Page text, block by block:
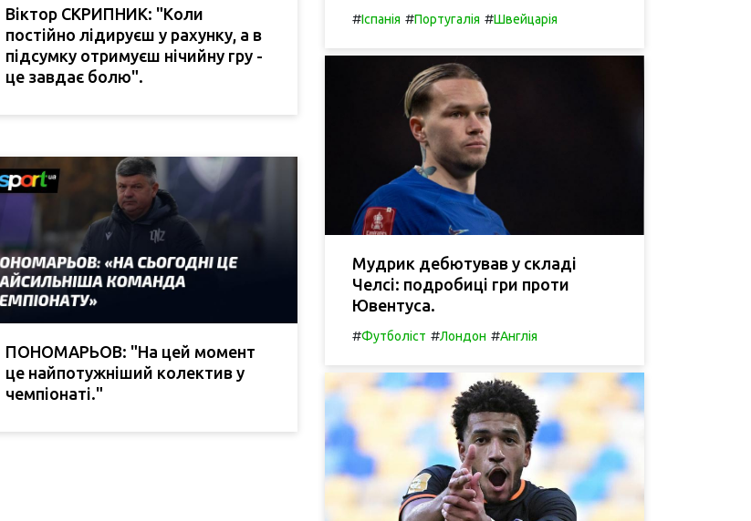
Віктор СКРИПНИК: "Коли
постійно лідируєш у рахунку, а в
підсумку отримуєш нічийну гру -
це завдає болю".
ПОНОМАРЬОВ: "На цей момент
це найпотужніший колектив у
чемпіонаті."
#Іспанія #Португалія #Швейцарія
Мудрик дебютував у складі
Челсі: подробиці гри проти
Ювентуса.
#Футболіст #Лондон #Англія